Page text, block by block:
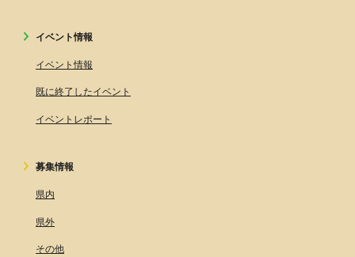
イベント情報
イベント情報
既に終了したイベント
イベントレポート
募集情報
県内
県外
その他